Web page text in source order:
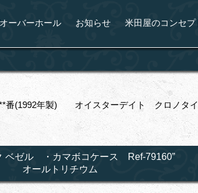
ーバーホール お知らせ 米田屋のコンセプ
(1992年製) オイスターデイト クロノ
ゼル ・カマボコケース Ref-79160”
ールトリチウム